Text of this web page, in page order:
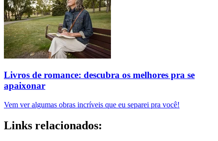
Livros de romance: descubra os melhores pra se
apaixonar
Vem ver algumas obras incríveis que eu separei pra você!
Links relacionados: